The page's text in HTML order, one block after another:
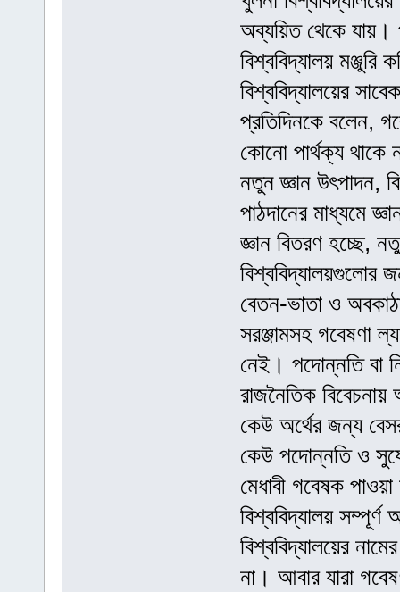
অব্যয়িত থেকে যায়।
বিশ্ববিদ্যালয় মঞ্জুরি
বিশ্ববিদ্যালয়ের
প্রতিদিনকে বলেন,
কোনো পার্থক্য থাকে
নতুন জ্ঞান উৎপাদন,
পাঠদানের মাধ্যমে
জ্ঞান বিতরণ হচ্ছে,
বিশ্ববিদ্যালয়গুলোর
বেতন-ভাতা ও
সরঞ্জামসহ গবেষণা
নেই। পদোন্নতি বা
রাজনৈতিক
কেউ অর্থের জন্য
কেউ পদোন্নতি ও
মেধাবী গবেষক
বিশ্ববিদ্যালয়
বিশ্ববিদ্যালয়ের
না। আবার যারা